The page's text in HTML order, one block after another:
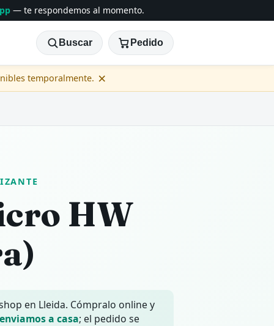
— te respondemos al momento.
Buscar Pedido
temporalmente. ×
HW
en Lleida. Cómpralo online y
a casa; el pedido se